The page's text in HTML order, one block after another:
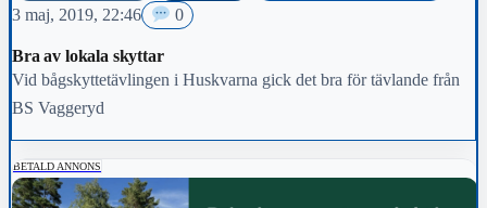
3 maj, 2019, 22:46 0
Bra av lokala skyttar
Vid bågskyttetävlingen i Huskvarna gick det bra för tävlande från
BS Vaggeryd
BETALD ANNONS